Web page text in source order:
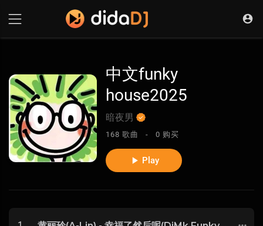
中文funky
house2025
暗夜男
168 歌曲 - 0 购买
Play